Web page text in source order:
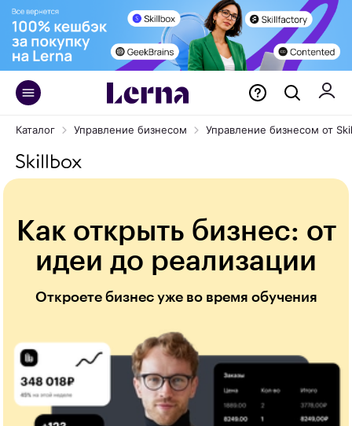
Каталог Управление бизнесом Управление бизнесом от
Как открыть бизнес: от
идеи до реализации
Откроете бизнес уже во время обучения